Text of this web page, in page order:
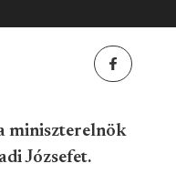
miniszterelnök
Józsefet.